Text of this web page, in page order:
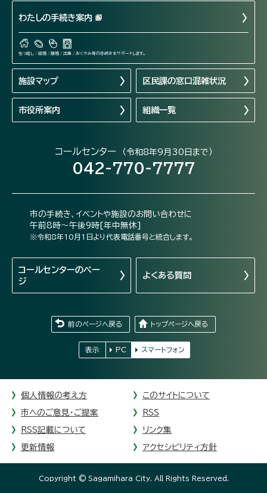
わたしの手続き案内
引っ越し / 結婚 / 離婚 / 出産 / おくやみ等の手続きをサポートします。
施設マップ 区民課の窓口混雑状況
市役所案内 組織一覧
コールセンター （令和8年9月30日まで）
042-770-7777
市の手続き、イベントや施設のお問い合わせに
午前8時～午後9時[年中無休]
※令和8年10月1日より代表電話番号と統合します。
コールセンターのペー
ジ
よくある質問
前のページへ戻る トップページへ戻る
表示 PC スマートフォン
個人情報の考え方 このサイトについて
市へのご意見・ご提案 RSS
RSS記載について リンク集
更新情報 アクセシビリティ方針
Copyright © Sagamihara City. All Rights Reserved.